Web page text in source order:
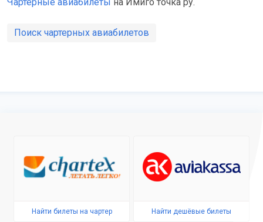
Поиск чартерных авиабилетов
Найти билеты на чартер Найти дешёвые билеты